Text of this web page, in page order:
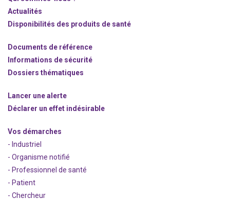
Actualités
Disponibilités des produits de santé
Documents de référence
Informations de sécurité
Dossiers thématiques
Lancer une alerte
Déclarer un effet indésirable
Vos démarches
- Industriel
- Organisme notifié
- Professionnel de santé
- Patient
- Chercheur